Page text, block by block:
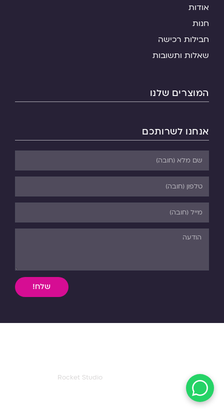
אודות
חנות
חבילות רכישה
שאלות ותשובות
המוצרים שלנו
אנחנו לשרותכם
שלח!
Rocket Studio